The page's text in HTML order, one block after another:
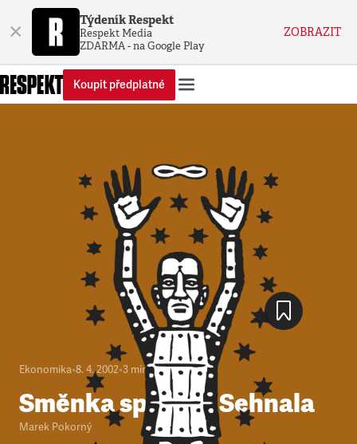
× Týdeník Respekt
Respekt Media
ZDARMA - na Google Play
ZOBRAZIT
Koupit předplatné
Ekonomika•8. 4. 2002•3 minuty
Směnka správce Sehnala
Marek Pokorný